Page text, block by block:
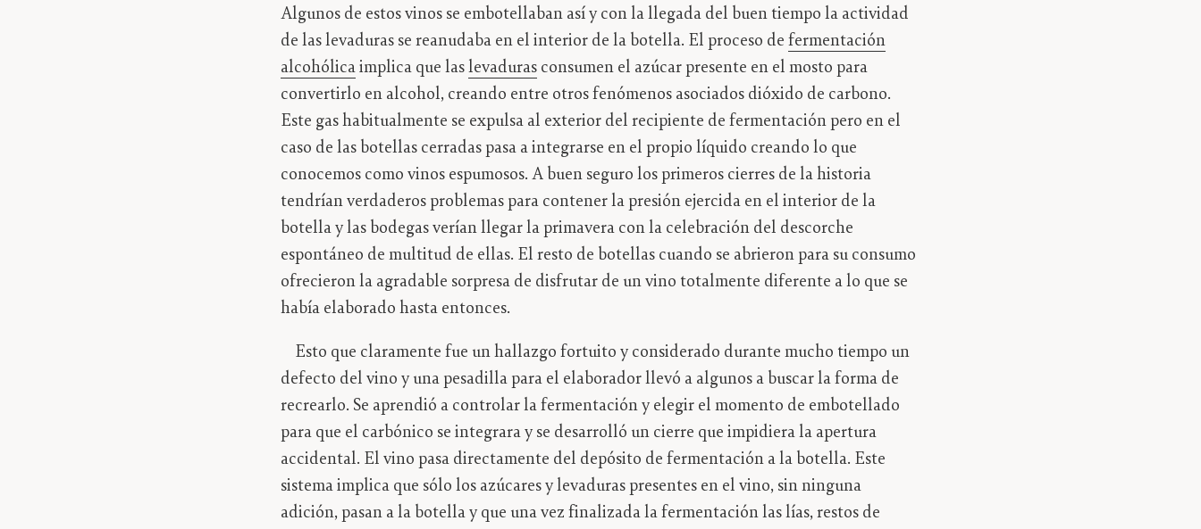
Algunos de estos vinos se embotellaban así y con la llegada del buen tiempo la actividad
de las levaduras se reanudaba en el interior de la botella. El proceso de fermentación
alcohólica implica que las levadurasconsumen el azúcar presente en el mosto para
convertirlo en alcohol, creando entre otros fenómenos asociados dióxido de carbono.
Este gas habitualmente se expulsa al exterior del recipiente de fermentación pero en el
caso de las botellas cerradas pasa a integrarse en el propio líquido creando lo que
conocemos como vinos espumosos. A buen seguro los primeros cierres de la historia
tendrían verdaderos problemas para contener la presión ejercida en el interior de la
botella y las bodegas verían llegar la primavera con la celebración del descorche
espontáneo de multitud de ellas. El resto de botellas cuando se abrieron para su consumo
ofrecieron la agradable sorpresa de disfrutar de un vino totalmente diferente a lo que se
había elaborado hasta entonces.
Esto que claramente fue un hallazgo fortuito y considerado durante mucho tiempo un
defecto del vino y una pesadilla para el elaborador llevó a algunos a buscar la forma de
recrearlo. Se aprendió a controlar la fermentación y elegir el momento de embotellado
para que el carbónico se integrara y se desarrolló un cierre que impidiera la apertura
accidental. El vino pasa directamente del depósito de fermentación a la botella. Este
sistema implica que sólo los azúcares y levaduras presentes en el vino, sin ninguna
adición, pasan a la botella y que una vez finalizada la fermentación las lías, restos de